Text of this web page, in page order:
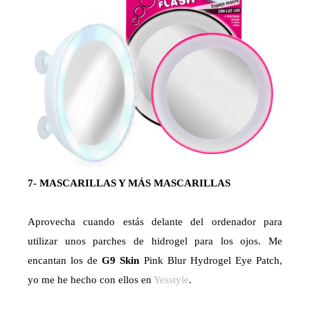
7- MASCARILLAS Y MÁS MASCARILLAS
Aprovecha cuando estás delante del ordenador para
utilizar unos parches de hidrogel para los ojos. Me
encantan los de G9 Skin Pink Blur Hydrogel Eye Patch,
yo me he hecho con ellos en Yesstyle.